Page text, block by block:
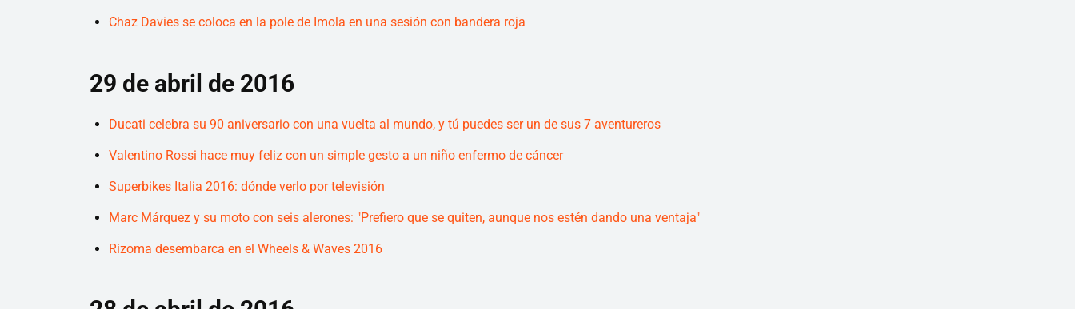
Chaz Davies se coloca en la pole de Imola en una sesión con bandera roja
29 de abril de 2016
Ducati celebra su 90 aniversario con una vuelta al mundo, y tú puedes ser un de sus 7 aventureros
Valentino Rossi hace muy feliz con un simple gesto a un niño enfermo de cáncer
Superbikes Italia 2016: dónde verlo por televisión
Marc Márquez y su moto con seis alerones: "Prefiero que se quiten, aunque nos estén dando una ventaja"
Rizoma desembarca en el Wheels & Waves 2016